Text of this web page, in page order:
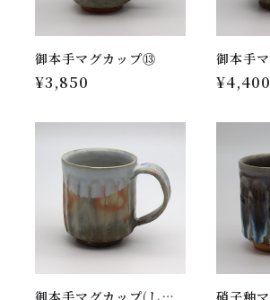
御本手マグカップ⑬
¥3,850 ¥4,400
御本手マグカップ(しのぎ)⑰